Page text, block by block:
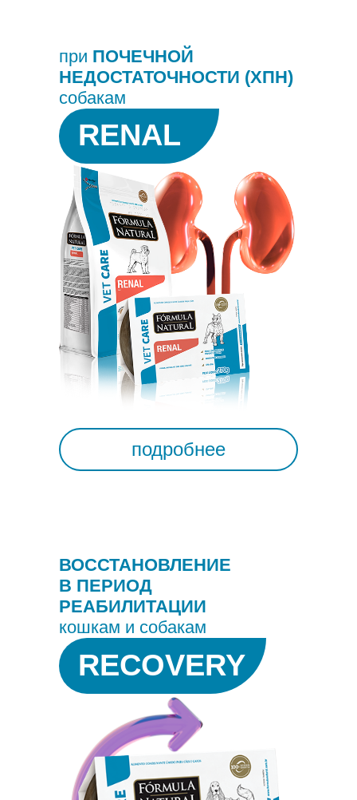
ВОССТАНОВЛЕНИЕ
В ПЕРИОД
РЕАБИЛИТАЦИИ
кошкам и собакам
RECOVERY
при ПОЧЕЧНОЙ
НЕДОСТАТОЧНОСТИ (ХПН)
собакам
RENAL
подробнее